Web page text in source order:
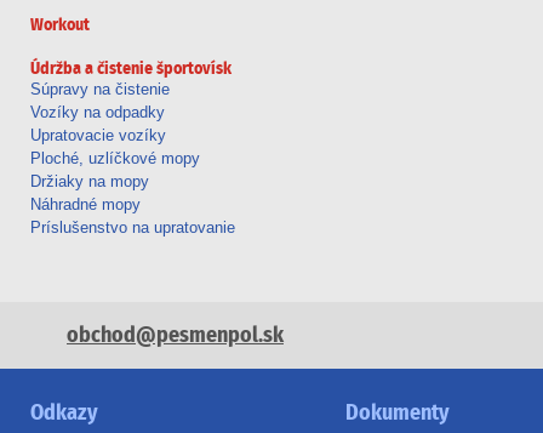
Workout
Údržba a čistenie športovísk
Súpravy na čistenie
Vozíky na odpadky
Upratovacie vozíky
Ploché, uzlíčkové mopy
Držiaky na mopy
Náhradné mopy
Príslušenstvo na upratovanie
obchod@pesmenpol.sk
Odkazy Dokumenty